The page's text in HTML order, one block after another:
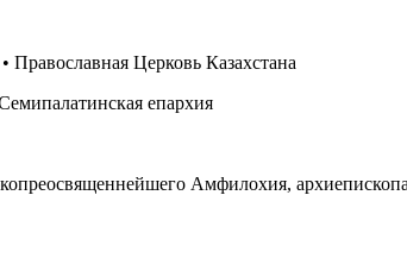
Православная Церковь Казахстана
Амфилохия,